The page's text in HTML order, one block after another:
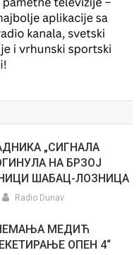
„СИГНАЛА
НА БРЗОЈ
ШАБАЦ-ЛОЗНИЦА
Radio Dunav
МЕДИЋ
ОПЕН 4“